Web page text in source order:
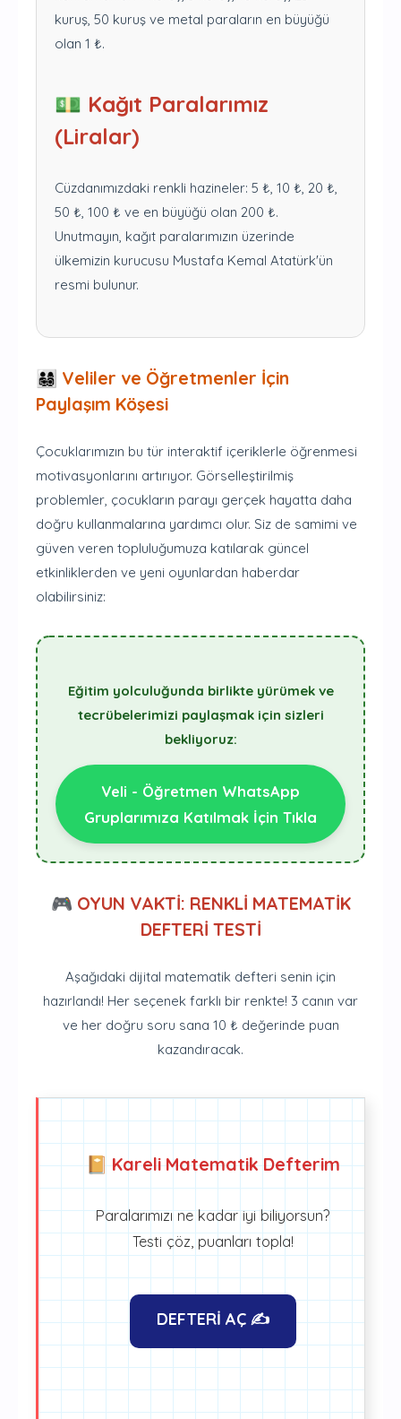
kuruş, 50 kuruş ve metal paraların en büyüğü
olan 1 ₺.
💵 Kağıt Paralarımız
(Liralar)
Cüzdanımızdaki renkli hazineler: 5 ₺, 10 ₺, 20 ₺,
50 ₺, 100 ₺ ve en büyüğü olan 200 ₺.
Unutmayın, kağıt paralarımızın üzerinde
ülkemizin kurucusu Mustafa Kemal Atatürk'ün
resmi bulunur.
👨‍👩‍👧‍👦 Veliler ve Öğretmenler İçin
Paylaşım Köşesi
Çocuklarımızın bu tür interaktif içeriklerle öğrenmesi
motivasyonlarını artırıyor. Görselleştirilmiş
problemler, çocukların parayı gerçek hayatta daha
doğru kullanmalarına yardımcı olur. Siz de samimi ve
güven veren topluluğumuza katılarak güncel
etkinliklerden ve yeni oyunlardan haberdar
olabilirsiniz:
Eğitim yolculuğunda birlikte yürümek ve
tecrübelerimizi paylaşmak için sizleri
bekliyoruz:
Veli - Öğretmen WhatsApp
Gruplarımıza Katılmak İçin Tıkla
🎮 OYUN VAKTİ: RENKLİ MATEMATİK
DEFTERİ TESTİ
Aşağıdaki dijital matematik defteri senin için
hazırlandı! Her seçenek farklı bir renkte! 3 canın var
ve her doğru soru sana 10 ₺ değerinde puan
kazandıracak.
📔 Kareli Matematik Defterim
Paralarımızı ne kadar iyi biliyorsun?
Testi çöz, puanları topla!
DEFTERİ AÇ ✍️